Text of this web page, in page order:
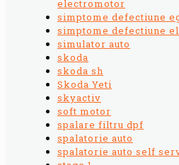
electromotor
simptome defectiune
simptome defectiune
simulator auto
skoda
skoda sh
Skoda Yeti
skyactiv
soft motor
spalare filtru dpf
spalatorie auto
spalatorie auto self